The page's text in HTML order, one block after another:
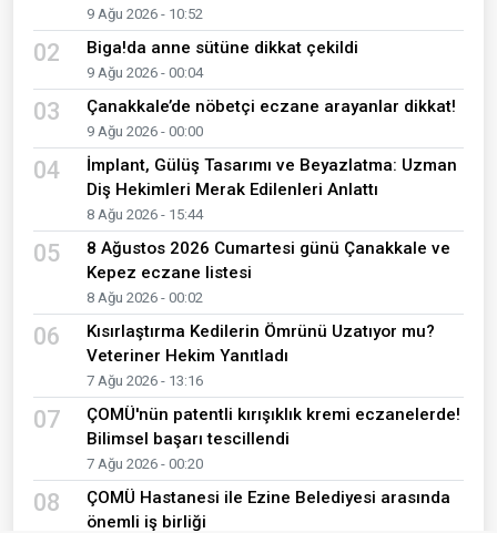
9 Ağu 2026 - 10:52
02 Biga!da anne sütüne dikkat çekildi
9 Ağu 2026 - 00:04
03 Çanakkale’de nöbetçi eczane arayanlar dikkat!
9 Ağu 2026 - 00:00
04
İmplant, Gülüş Tasarımı ve Beyazlatma: Uzman
Diş Hekimleri Merak Edilenleri Anlattı
8 Ağu 2026 - 15:44
05
8 Ağustos 2026 Cumartesi günü Çanakkale ve
Kepez eczane listesi
8 Ağu 2026 - 00:02
06
Kısırlaştırma Kedilerin Ömrünü Uzatıyor mu?
Veteriner Hekim Yanıtladı
7 Ağu 2026 - 13:16
07
ÇOMÜ'nün patentli kırışıklık kremi eczanelerde!
Bilimsel başarı tescillendi
7 Ağu 2026 - 00:20
08
ÇOMÜ Hastanesi ile Ezine Belediyesi arasında
önemli iş birliği